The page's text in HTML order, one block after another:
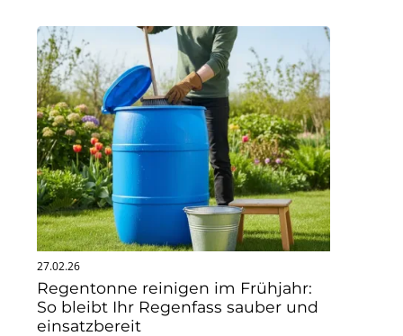
27.02.26
Regentonne reinigen im Frühjahr:
So bleibt Ihr Regenfass sauber und
einsatzbereit